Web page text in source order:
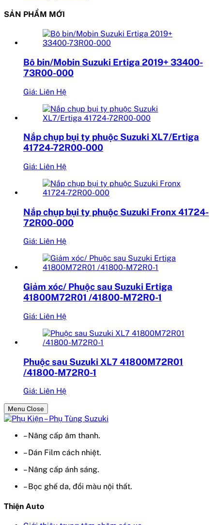
SẢN PHẨM MỚI
Bô bin/Mobin Suzuki Ertiga 2019+ 33400-
73R00-000
Giá: Liên Hệ
Nắp chụp bụi ty phuộc Suzuki XL7/Ertiga
41724-72R00-000
Giá: Liên Hệ
Nắp chụp bụi ty phuộc Suzuki Fronx 41724-
72R00-000
Giá: Liên Hệ
Giảm xóc/ Phuộc sau Suzuki Ertiga
41800M72R01 /41800-M72R0-1
Giá: Liên Hệ
Phuộc sau Suzuki XL7 41800M72R01
/41800-M72R0-1
Giá: Liên Hệ
Menu Close
– Nâng cấp âm thanh.
– Dán Film cách nhiệt.
– Nâng cấp ánh sáng.
– Bọc ghế da, đổi màu nội thất.
Thiện Auto